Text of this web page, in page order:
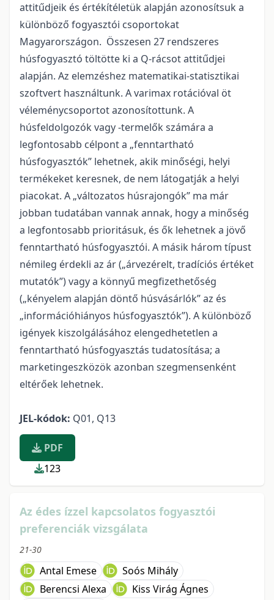
attitűdjeik és értékítéletük alapján azonosítsuk a
különböző fogyasztói csoportokat
Magyarországon. Összesen 27 rendszeres
húsfogyasztó töltötte ki a Q-rácsot attitűdjei
alapján. Az elemzéshez matematikai-statisztikai
szoftvert használtunk. A varimax rotációval öt
véleménycsoportot azonosítottunk. A
húsfeldolgozók vagy -termelők számára a
legfontosabb célpont a „fenntartható
húsfogyasztók” lehetnek, akik minőségi, helyi
termékeket keresnek, de nem látogatják a helyi
piacokat. A „változatos húsrajongók” ma már
jobban tudatában vannak annak, hogy a minőség
a legfontosabb prioritásuk, és ők lehetnek a jövő
fenntartható húsfogyasztói. A másik három típust
némileg érdekli az ár („árvezérelt, tradíciós értéket
mutatók”) vagy a könnyű megfizethetőség
(„kényelem alapján döntő húsvásárlók” az és
„információhiányos húsfogyasztók”). A különböző
igények kiszolgálásához elengedhetetlen a
fenntartható húsfogyasztás tudatosítása; a
marketingeszközök azonban szegmensenként
eltérőek lehetnek.
JEL-kódok: Q01, Q13
PDF
123
Az édes ízzel kapcsolatos fogyasztói
preferenciák vizsgálata
21-30
Antal Emese
Soós Mihály
Berencsi Alexa
Kiss Virág Ágnes